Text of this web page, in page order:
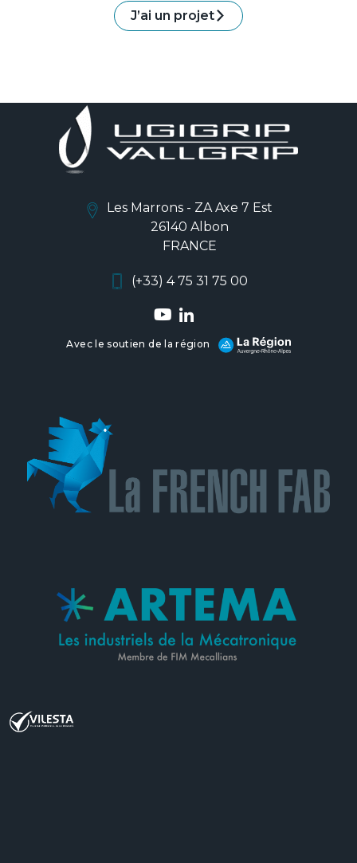
J’ai un projet
Les Marrons - ZA Axe 7 Est
26140 Albon
FRANCE
(+33) 4 75 31 75 00
Avec le soutien de la région